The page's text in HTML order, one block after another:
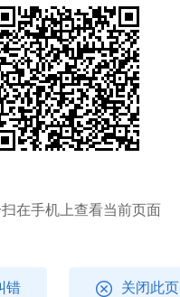
在手机上查看当前页面
错 关闭此页